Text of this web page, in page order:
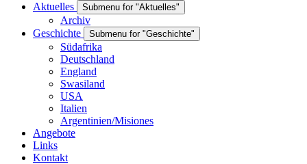
Aktuelles
Submenu for "Aktuelles"
Archiv
Geschichte
Submenu for "Geschichte"
Südafrika
Deutschland
England
Swasiland
USA
Italien
Argentinien/Misiones
Angebote
Links
Kontakt